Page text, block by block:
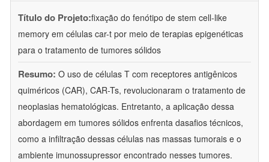
Título do Projeto:fixação do fenótipo de stem cell-like
memory em células car-t por meio de terapias epigenéticas
para o tratamento de tumores sólidos
Resumo: O uso de células T com receptores antigênicos
quiméricos (CAR), CAR-Ts, revolucionaram o tratamento de
neoplasias hematológicas. Entretanto, a aplicação dessa
abordagem em tumores sólidos enfrenta dasafios técnicos,
como a infiltração dessas células nas massas tumorais e o
ambiente imunossupressor encontrado nesses tumores.